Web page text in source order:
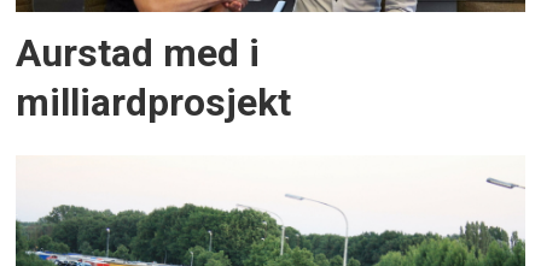
Aurstad med i
milliardprosjekt